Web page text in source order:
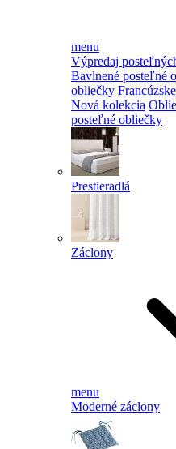
menu
Výpredaj
Bavlnené posteľné
obliečky
Nová kolekcia
posteľné obliečky
Prestieradlá
Záclony
menu
Moderné záclony